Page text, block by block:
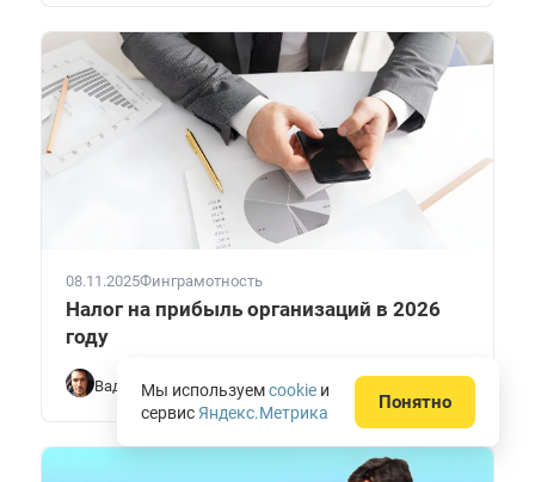
08.11.2025Финграмотность
Налог на прибыль организаций в 2026
году
Вадим Кизимов
Мы используемcookie и
сервис Яндекс.Метрика Понятно